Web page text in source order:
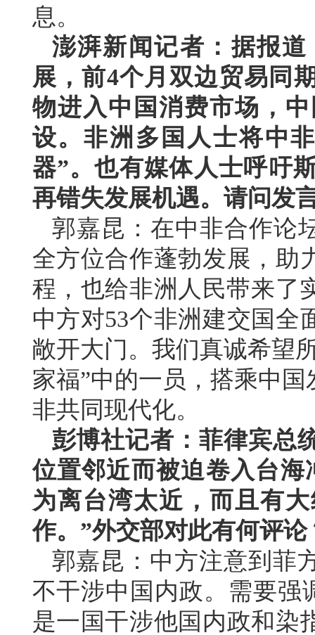
息。
澎湃新闻记者：据报
展，前4个月双边贸易同
物进入中国消费市场，
设。非洲多国人士将中
器”。也有媒体人士呼吁
再错失发展机遇。请问发
郭嘉昆：在中非合作论
全方位合作蓬勃发展，助
程，也给非洲人民带来了
中方对53个非洲建交国全
敞开大门。我们真诚希望
家福”中的一员，搭乘中
非共同现代化。
彭博社记者：菲律宾总
位置邻近而被迫卷入台
为离台湾太近，而且有
作。”外交部对此有何评论
郭嘉昆：中方注意到菲
不干涉中国内政。需要强
是一国干涉他国内政和染